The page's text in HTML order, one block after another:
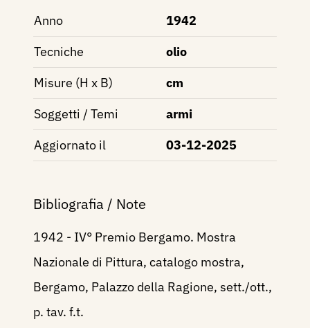
Anno
1942
Tecniche
olio
Misure (H x B)
cm
Soggetti / Temi
armi
Aggiornato il
03-12-2025
Bibliografia / Note
1942 - IV° Premio Bergamo. Mostra
Nazionale di Pittura, catalogo mostra,
Bergamo, Palazzo della Ragione, sett./ott.,
p. tav. f.t.